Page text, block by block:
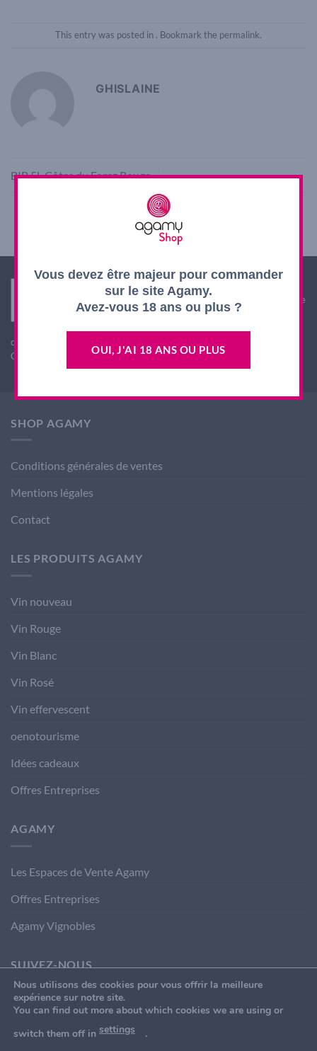
This entry was posted in . Bookmark the permalink.
GHISLAINE
BIB 5L Côtes du Forez Rouge
Interdiction de vente de boissons alcooliques aux
mineurs de moins de 18 ans. La preuve de majorité de
l'acheteur est exigée au moment de la vente en ligne.
consommer avec modération
CODE DE LA SANTE PUBLIQUE, ART. L. 3342-1 et L. 3353-3
SHOP AGAMY
Conditions générales de ventes
Mentions légales
Contact
LES PRODUITS AGAMY
Vin nouveau
Vin Rouge
Vin Blanc
Vin Rosé
Vin effervescent
oenotourisme
Idées cadeaux
Offres Entreprises
AGAMY
Les Espaces de Vente Agamy
Offres Entreprises
Agamy Vignobles
SUIVEZ-NOUS
Vous devez être majeur pour commander
sur le site Agamy.
Avez-vous 18 ans ou plus ?
OUI, J'AI 18 ANS OU PLUS
Nous utilisons des cookies pour vous offrir la meilleure
expérience sur notre site.
You can find out more about which cookies we are using or
switch them off in settings .